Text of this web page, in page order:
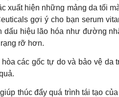
xuất hiện những mảng da tối
gợi ý cho bạn serum
hiệu lão hóa như đường
rỡ hơn.
các gốc tự do và bảo vệ da
thúc đẩy quá trình tái tạo